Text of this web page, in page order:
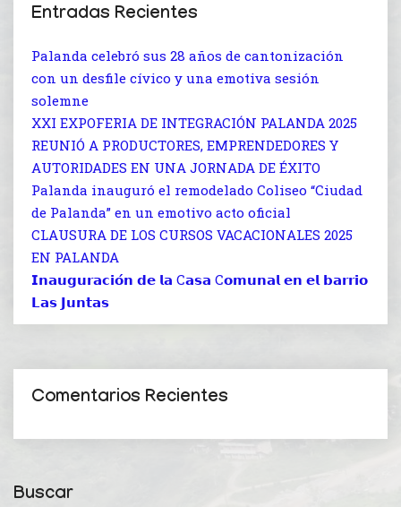
Entradas Recientes
Palanda celebró sus 28 años de cantonización
con un desfile cívico y una emotiva sesión
solemne
XXI EXPOFERIA DE INTEGRACIÓN PALANDA 2025
REUNIÓ A PRODUCTORES, EMPRENDEDORES Y
AUTORIDADES EN UNA JORNADA DE ÉXITO
Palanda inauguró el remodelado Coliseo “Ciudad
de Palanda” en un emotivo acto oficial
CLAUSURA DE LOS CURSOS VACACIONALES 2025
EN PALANDA
𝗜𝗻𝗮𝘂𝗴𝘂𝗿𝗮𝗰𝗶𝗼́𝗻 𝗱𝗲 𝗹𝗮 C𝗮𝘀𝗮 C𝗼𝗺𝘂𝗻𝗮𝗹 𝗲𝗻 𝗲𝗹 𝗯𝗮𝗿𝗿𝗶𝗼
𝗟𝗮𝘀 𝗝𝘂𝗻𝘁𝗮𝘀
Comentarios Recientes
Buscar